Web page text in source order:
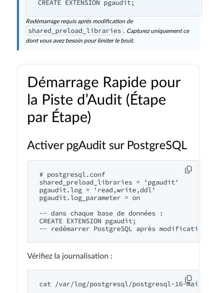
Redémarrage requis après modification de
shared_preload_libraries . Capturez uniquement ce
dont vous avez besoin pour limiter le bruit.
Démarrage Rapide pour
la Piste d’Audit (Étape
par Étape)
Activer pgAudit sur PostgreSQL
# postgresql.conf
shared_preload_libraries = 'pgaudit'
pgaudit.log = 'read,write,ddl'
pgaudit.log_parameter = on
-- dans chaque base de données :
CREATE EXTENSION pgaudit;
Vérifiez la journalisation :
cat /var/log/postgresql/postgresql-16-